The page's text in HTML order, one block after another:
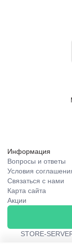
Информация
Вопросы и ответы
Условия
Связаться с нами
Карта сайта
Акции
STORE-